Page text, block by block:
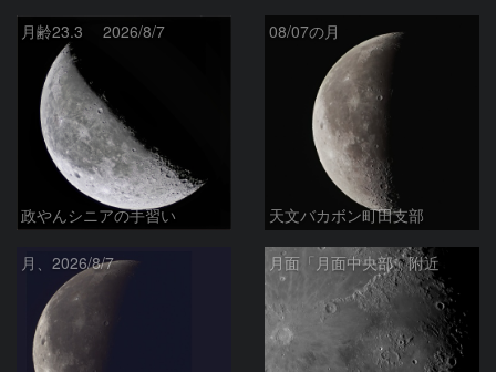
月齢23.3 2026/8/7
政やんシニアの手習い
08/07の月
天文バカボン町田支部
月、2026/8/7 月面「月面中央部」附近